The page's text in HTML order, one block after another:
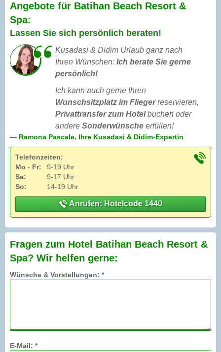
Angebote für Batihan Beach Resort &
Spa:
Lassen Sie sich persönlich beraten!
Kusadasi & Didim Urlaub ganz nach
Ihren Wünschen: Ich berate Sie gerne
persönlich!
Ich kann auch gerne Ihren
Wunschsitzplatz im Fliegerreservieren,
Privattransfer zum Hotelbuchen oder
andere Sonderwünsche erfüllen!
— Ramona Pascale, Ihre Kusadasi & Didim-Expertin
Telefonzeiten:
Mo - Fr:
9-19 Uhr
Sa:
9-17 Uhr
So:
14-19 Uhr
Anrufen: Hotelcode 1440
Fragen zum Hotel Batihan Beach Resort &
Spa? Wir helfen gerne:
Wünsche & Vorstellungen: *
E-Mail: *